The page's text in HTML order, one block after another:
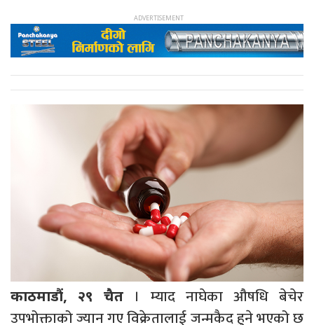
काठमाडौं, २९ चैत
। म्याद नाघेका औषधि बेचेर
उपभोक्ताको ज्यान गए विक्रेतालाई जन्मकैद हुने भएको छ